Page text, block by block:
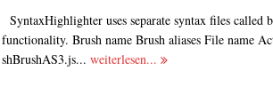
SyntaxHighlighter uses separate syntax files called
functionality. Brush name Brush aliases File name
shBrushAS3.js... weiterlesen...